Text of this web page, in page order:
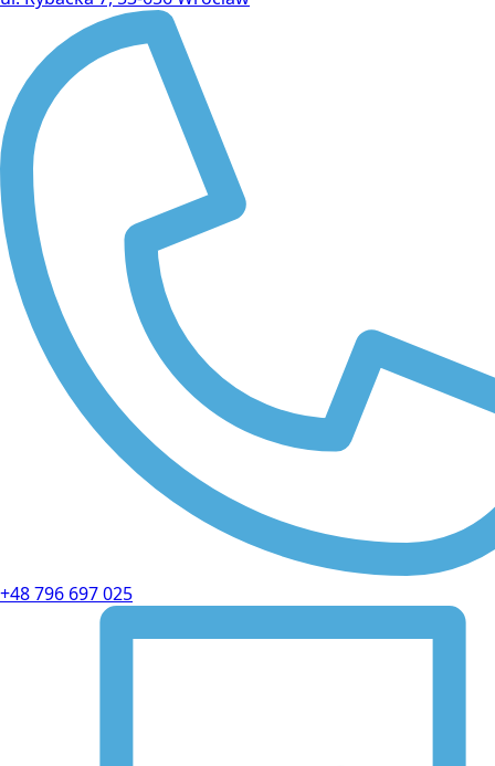
+48 796 697 025